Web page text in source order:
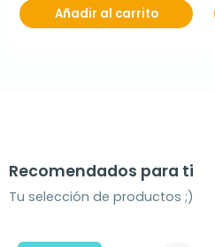
Añadir al carrito
Recomendados para ti
Tu selección de productos ;)